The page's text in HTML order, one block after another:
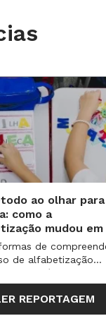
ao olhar para
como a
mudou em
de
de alfabetização
políticas e
transformando o
e da escrita
REPORTAGEM